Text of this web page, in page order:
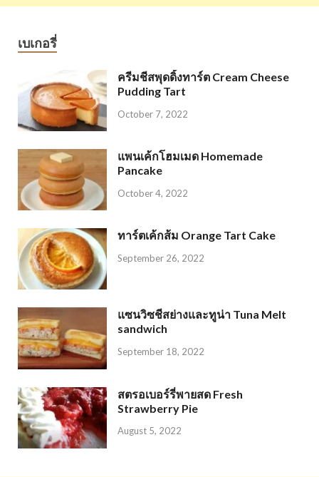
เบเกอรี่
ครีมชีสพุดดิ้งทาร์ต Cream Cheese
Pudding Tart
October 7, 2022
แพนเค้กโฮมเมด Homemade
Pancake
October 4, 2022
ทาร์ตเค้กส้ม Orange Tart Cake
September 26, 2022
แซนวิซชีสย่างและทูน่า Tuna Melt
sandwich
September 18, 2022
สตรอเบอร์รี่พายสด Fresh
Strawberry Pie
August 5, 2022